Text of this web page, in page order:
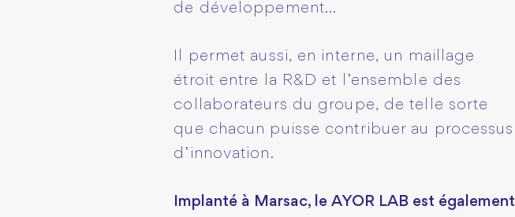
de développement...
Il permet aussi, en interne, un maillage
étroit entre la R&D et l’ensemble des
collaborateurs du groupe, de telle sorte
que chacun puisse contribuer au processus
d’innovation.
Implanté à Marsac, le AYOR LAB est également